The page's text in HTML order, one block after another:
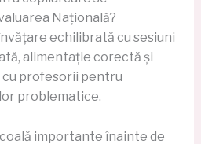
Națională?
echilibrată cu sesiuni
alimentație corectă și
profesorii pentru
problematice.
importante înainte de